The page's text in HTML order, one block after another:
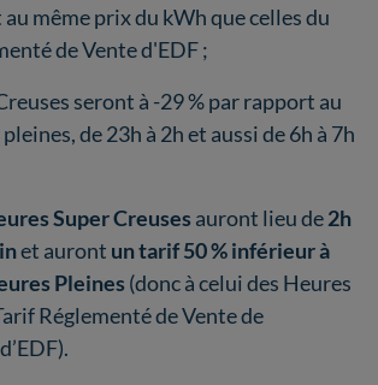
même prix du kWh que celles du
de Vente d'EDF ;
seront à -29 % par rapport au
de 23h à 2h et aussi de 6h à 7h
Super Creuses auront lieu de2h
et auront un tarif 50 % inférieur à
Pleines (donc à celui des Heures
Réglementé de Vente de